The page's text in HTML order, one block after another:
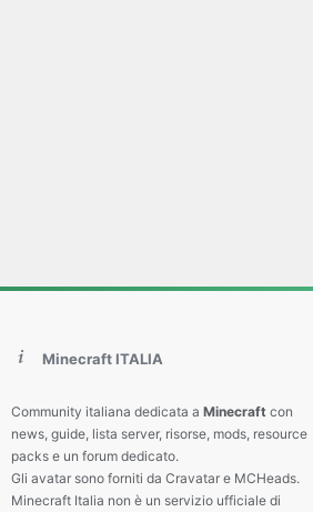
Minecraft ITALIA
Community italiana dedicata a Minecraft con
news, guide, lista server, risorse, mods, resource
packs e un forum dedicato.
Gli avatar sono forniti da Cravatar e MCHeads.
Minecraft Italia non è un servizio ufficiale di